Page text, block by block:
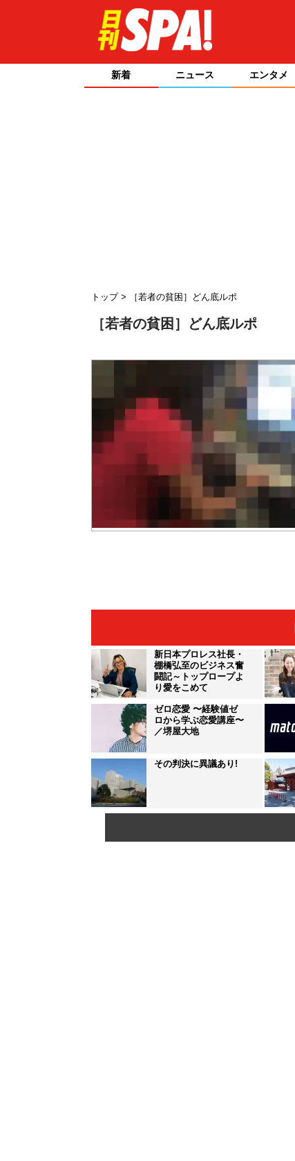
新着 ニュース エンタメ
トップ ［若者の貧困］どん底ルポ
［若者の貧困］どん底ルポ
新日本プロレス社長・
棚橋弘至のビジネス奮
闘記～トップロープよ
り愛をこめて
ゼロ恋愛 〜経験値ゼ
ロから学ぶ恋愛講座〜
／堺屋大地
その判決に異議あり!